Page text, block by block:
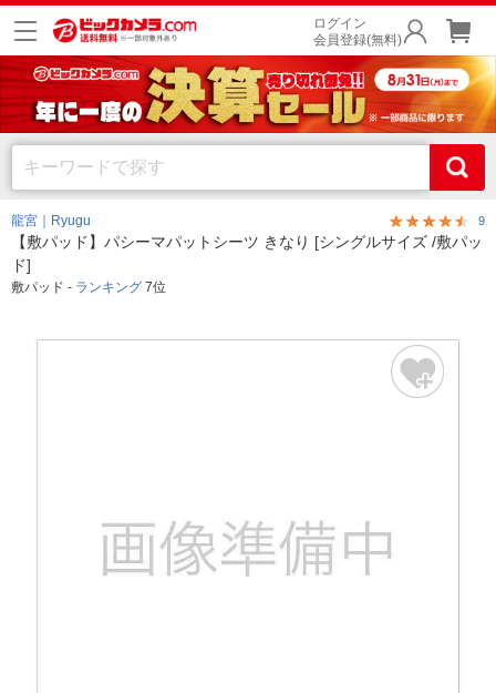
ログイン
会員登録(無料)
龍宮｜Ryugu 9
【敷パッド】パシーマパットシーツ きなり [シングルサイズ /敷パッ
ド]
敷パッド - ランキング 7位